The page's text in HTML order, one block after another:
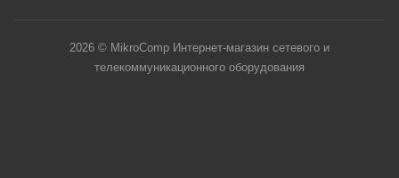
2026 © MikroComp Интернет-магазин сетевого и
телекоммуникационного оборудования